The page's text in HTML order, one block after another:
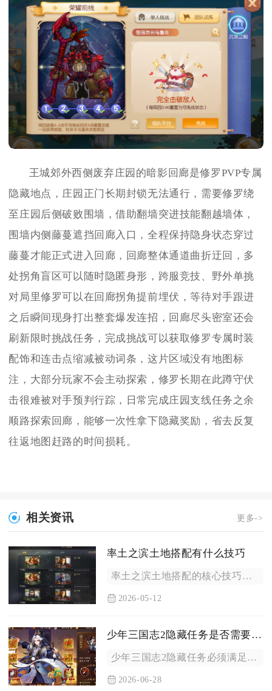
王城郊外西侧废弃庄园的暗影回廊是修罗PVP专属
隐藏地点，庄园正门长期封锁无法通行，需要修罗绕
至庄园后侧破败围墙，借助翻墙突进技能翻越墙体，
围墙内侧藤蔓遮挡回廊入口，全程保持隐身状态穿过
藤蔓才能正式进入回廊，回廊整体通道曲折迂回，多
处拐角盲区可以随时隐匿身形，跨服竞技、野外单挑
对局里修罗可以在回廊拐角提前埋伏，等待对手跟进
之后瞬间现身打出整套爆发连招，回廊尽头密室还会
刷新限时挑战任务，完成挑战可以获取修罗专属时装
配饰和连击点缩减被动词条，这片区域没有地图标
注，大部分玩家不会主动探索，修罗长期在此蹲守伏
击很难被对手预判行踪，日常完成庄园支线任务之余
顺路探索回廊，能够一次性拿下隐藏奖励，省去反复
往返地图赶路的时间损耗。
相关资讯 更多->
率土之滨土地搭配有什么技巧
率土之滨土地搭配的核心技巧是围绕资源需求、兵种克制、领地扩张...
2026-05-12
少年三国志2隐藏任务是否需要特定条件
少年三国志2隐藏任务必须满足特定条件才能触发，无随机触发或无...
2026-06-28